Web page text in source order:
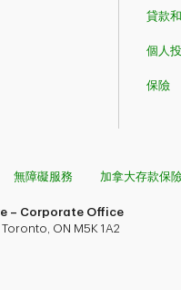
貸款
個人
保險
無障礙服務 加拿大存款保
– Corporate Office
ON M5K 1A2